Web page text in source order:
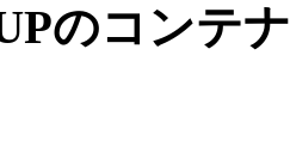
のコンテ